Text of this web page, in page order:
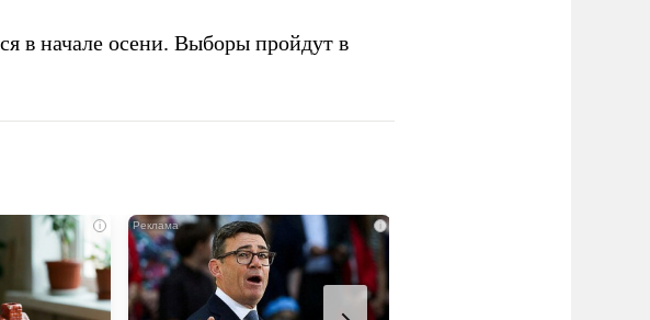
в начале осени. Выборы пройдут в
i i